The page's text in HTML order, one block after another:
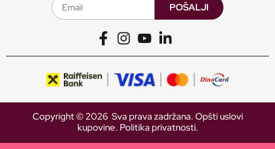
POŠALJI
Copyright © 2026 Sva prava zadržana. Opšti uslovi
kupovine. Politika privatnosti.